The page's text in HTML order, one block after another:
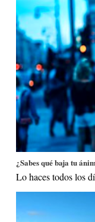
¿Sabes qué baja tu
Lo haces todos los